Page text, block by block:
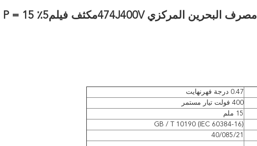
مصرف البحرين المركزي 474J400V مكثف فيلم
0.47 درجة فهرنهايت
400 فولت تيار مستمر
15 ملم
GB / T 10190 (IEC 60384-16)
40/085/21